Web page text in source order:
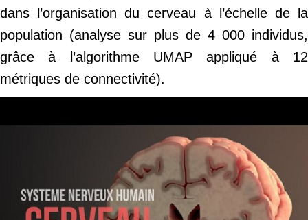
dans l’organisation du cerveau à l’échelle de la
population (analyse sur plus de 4 000 individus,
grâce à l’algorithme UMAP appliqué à 12
métriques de connectivité).